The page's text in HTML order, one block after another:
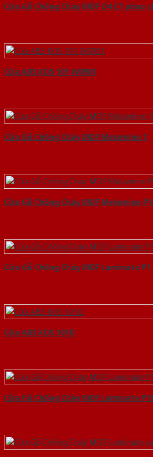
Cửa Gỗ Chống Cháy MDF O4 C1 phao
Cửa ABS KOS 101 W0901
Cửa Gỗ Chống Cháy MDF Melamine 1
Cửa Gỗ Chống Cháy MDF Melamine
Cửa Gỗ Chống Cháy MDF Laminate P1
Cửa ABS KOS 101D
Cửa Gỗ Chống Cháy MDF Laminate